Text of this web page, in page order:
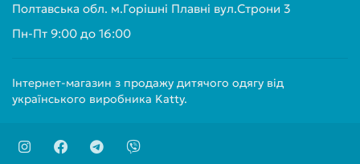
Полтавська обл. м.Горішні Плавні вул.Строни 3
Пн-Пт 9:00 до 16:00
Інтернет-магазин з продажу дитячого одягу від
українського виробника Katty.